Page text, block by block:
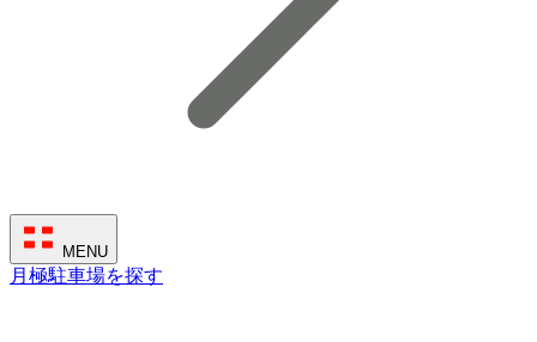
MENU
月極駐車場を探す